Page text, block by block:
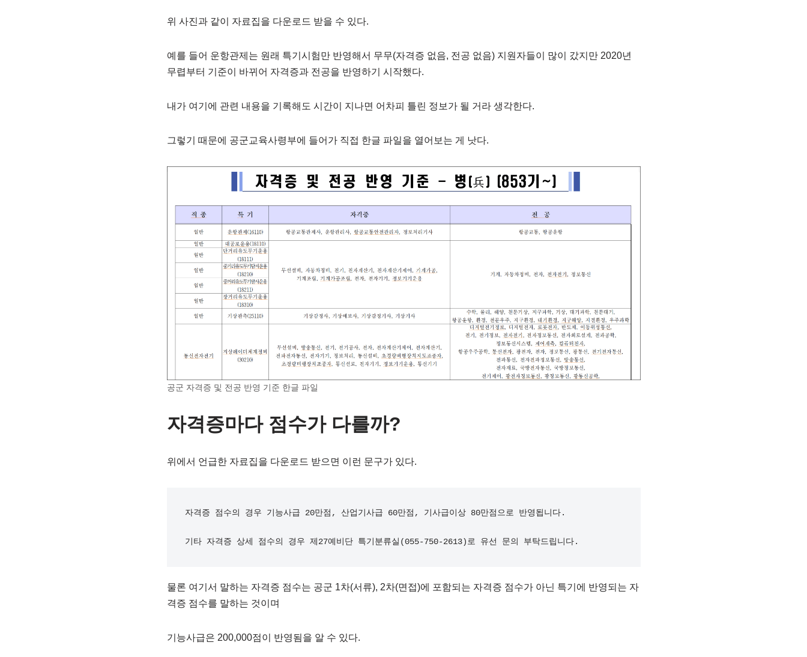
위 사진과 같이 자료집을 다운로드 받을 수 있다.
예를 들어 운항관제는 원래 특기시험만 반영해서 무무(자격증 없음, 전공 없음) 지원자들이 많이 갔지만 2020년
무렵부터 기준이 바뀌어 자격증과 전공을 반영하기 시작했다.
내가 여기에 관련 내용을 기록해도 시간이 지나면 어차피 틀린 정보가 될 거라 생각한다.
그렇기 때문에 공군교육사령부에 들어가 직접 한글 파일을 열어보는 게 낫다.
공군 자격증 및 전공 반영 기준 한글 파일
자격증마다 점수가 다를까?
위에서 언급한 자료집을 다운로드 받으면 이런 문구가 있다.
자격증 점수의 경우 기능사급 20만점, 산업기사급 60만점, 기사급이상 80만점으로 반영됩니다.
기타 자격증 상세 점수의 경우 제27예비단 특기분류실(055-750-2613)로 유선 문의 부탁드립니다.
물론 여기서 말하는 자격증 점수는 공군 1차(서류), 2차(면접)에 포함되는 자격증 점수가 아닌 특기에 반영되는 자
격증 점수를 말하는 것이며
기능사급은 200,000점이 반영됨을 알 수 있다.